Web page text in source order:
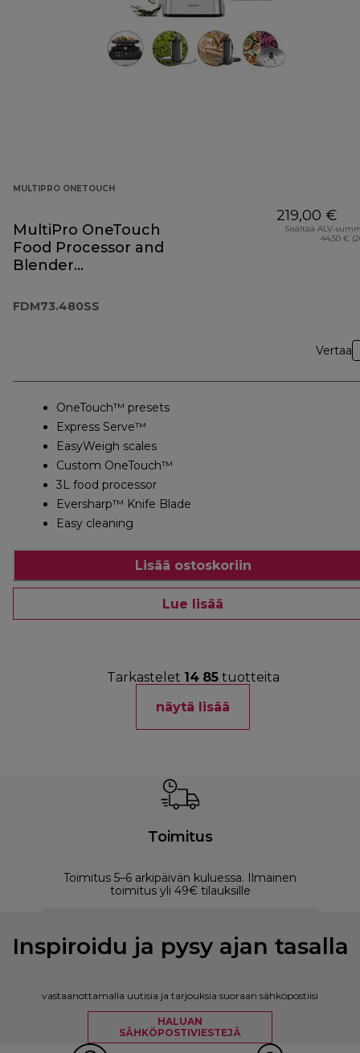
MULTIPRO ONETOUCH
MultiPro OneTouch
Food Processor and
Blender
FDM73.480SS
219,00 €
Sisältää ALV-
44,50 €
Vertaa
OneTouch™ presets
Express Serve™
EasyWeigh scales
Custom OneTouch™
3L food processor
Eversharp™ Knife Blade
Easy cleaning
Lisää ostoskoriin
Lue lisää
Tarkastelet 14 85tuotteita
näytä lisää
Toimitus
Toimitus 5–6 arkipäivän kuluessa. Ilmainen
toimitus yli 49€ tilauksille
Inspiroidu ja pysy ajan tasalla
vastaanottamalla uutisia ja tarjouksia suoraan sähköpostiisi
HALUAN
SÄHKÖPOSTIVIESTEJÄ